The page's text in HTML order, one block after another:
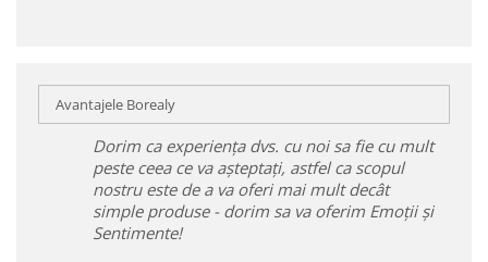
Avantajele Borealy
Dorim ca experiența dvs. cu noi sa fie cu mult
peste ceea ce va așteptați, astfel ca scopul
nostru este de a va oferi mai mult decât
simple produse - dorim sa va oferim Emoții și
Sentimente!